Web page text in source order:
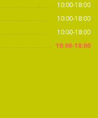
10:00-18:00
10:00-18:00
10:00-18:00
10:00-18:00